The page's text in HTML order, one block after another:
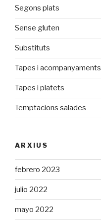
Segons plats
Sense gluten
Substituts
Tapes i acompanyaments
Tapes i platets
Temptacions salades
ARXIUS
febrero 2023
julio 2022
mayo 2022